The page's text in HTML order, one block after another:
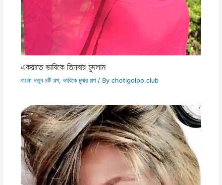
একরাতে ভাবিকে তিনবার চুদলাম
বাংলা নতুন চটি গল্প, ভাবিকে চুদার গল্প/ By chotigolpo.club